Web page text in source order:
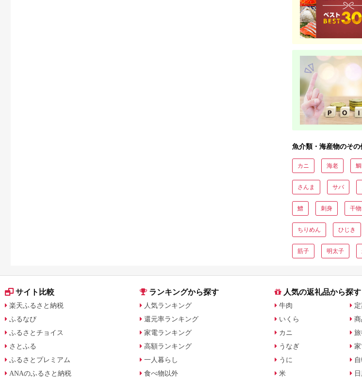
魚介類・海産物のそ
カニ 海老 鯛
さんま サバ
鱧 刺身 干物
ちりめん ひじき
筋子 明太子
サイト比較
楽天ふるさと納税
ふるなび
ふるさとチョイス
さとふる
ふるさとプレミアム
ANAのふるさと納税
ランキングから探す
人気ランキング
還元率ランキング
家電ランキング
高額ランキング
一人暮らし
食べ物以外
人気の返礼品から探す
牛肉
いくら
カニ
うなぎ
うに
米
商
旅